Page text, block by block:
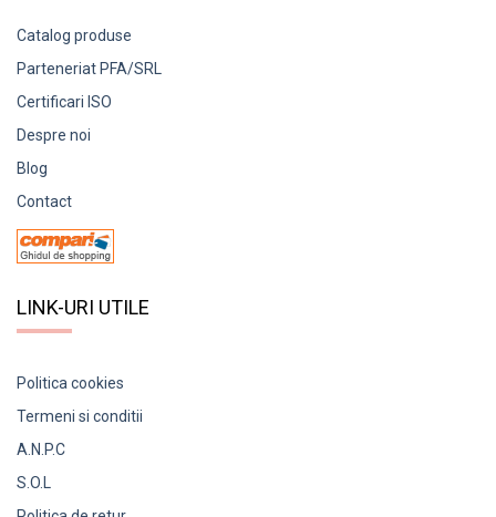
Catalog produse
Parteneriat PFA/SRL
Certificari ISO
Despre noi
Blog
Contact
LINK-URI UTILE
Politica cookies
Termeni si conditii
A.N.P.C
S.O.L